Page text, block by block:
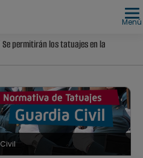
Menú
permitirán los tatuajes en la